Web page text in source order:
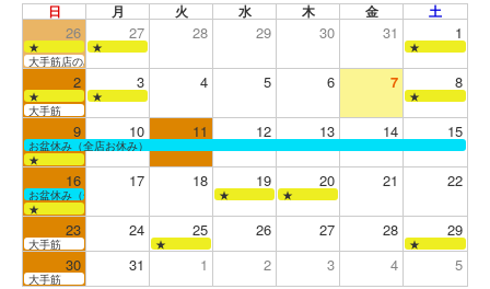
日 月 火 水 木 金 土
26 27 28 29 30 31 1
★ ★
★
大手筋店のみ営業
2 3 4 5 6 7 8
★ ★
★
大手筋
9 10 11 12 13 14 15
お盆休み（全店お休み）
★
16 17 18 19 20 21 22
お盆休み（全店お休み） ★
★
★
23 24 25 26 27 28 29
大手筋 ★ ★
30 31 1 2 3 4 5
大手筋